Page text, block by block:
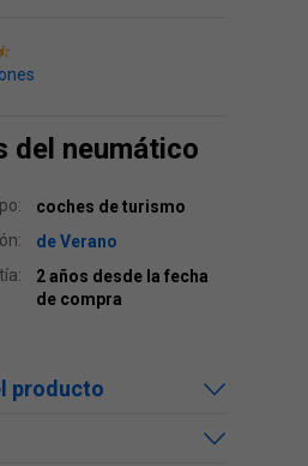
del neumático
coches de turismo
de Verano
2 años desde la fecha
de compra
producto